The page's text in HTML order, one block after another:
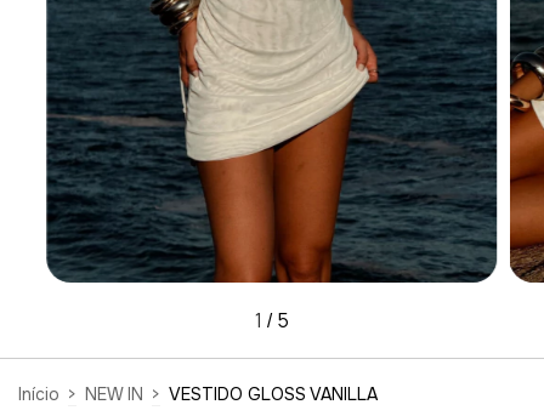
1 /5
Início > NEW IN > VESTIDO GLOSS VANILLA